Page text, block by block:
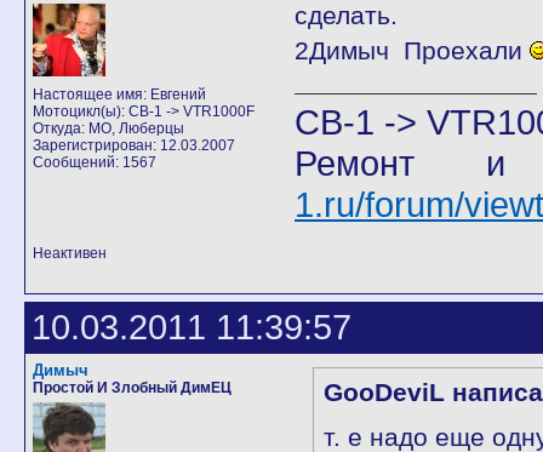
Настоящее имя: Евгений
Мотоцикл(ы): CB-1 -> VTR1000F
Откуда: МО, Люберцы
Зарегистрирован: 12.03.2007
Сообщений: 1567
сделать.
2Димыч Проехали
CB-1 ->
Ремонт и
1.ru/forum/
Неактивен
10.03.2011 11:39:57
Димыч
Простой И Злобный ДимЕЦ
GooDeviL
т. е надо еще